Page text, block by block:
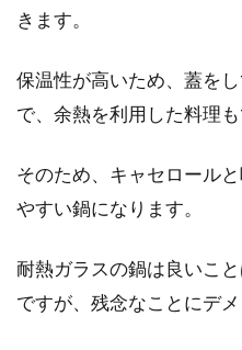
きます。
保温性が高いため、蓋を
で、余熱を利用した料理も
そのため、キャセロール
やすい鍋になります。
耐熱ガラスの鍋は良いこ
ですが、残念なことにデメ